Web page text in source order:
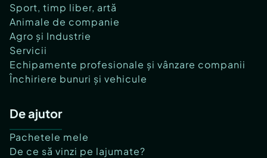
Sport, timp liber, artă
Animale de companie
Agro și Industrie
Servicii
Echipamente profesionale și vânzare companii
Închiriere bunuri și vehicule
De ajutor
Pachetele mele
De ce să vinzi pe lajumate?